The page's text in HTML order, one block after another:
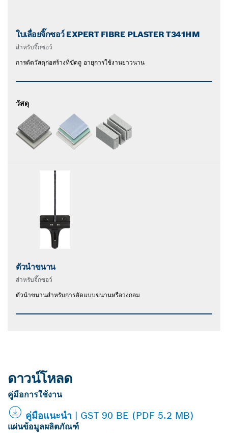
ใบเลื่อยจิ๊กซอว์ EXPERT FIBRE PLASTER T341HM
สำหรับจิ๊กซอว์
การตัดวัสดุก่อสร้างที่ขัดถู อายุการใช้งานยาวนาน
วัสดุ
ตัวนำขนาน
สำหรับจิ๊กซอว์
ตัวนำขนานสำหรับการตัดแบบขนานหรือวงกลม
ดาวน์โหลด
คู่มือการใช้งาน
คู่มือแนะนำ | GST 90 BE (PDF 5.2 MB)
แผ่นข้อมูลผลิตภัณฑ์